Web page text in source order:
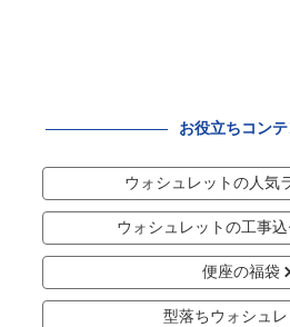
お役立ちコン
ウォシュレットの人気
ウォシュレットの工事
便座の福袋
型落ちウォシュレ